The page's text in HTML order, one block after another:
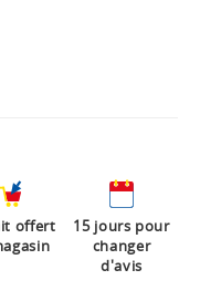
offert
15 jours pour
changer
d'avis